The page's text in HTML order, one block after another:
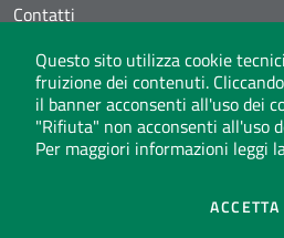
Questo sito utilizza cookie
fruizione dei contenuti.
il banner acconsenti all'uso dei
"Rifiuta" non acconsenti all'uso
Per maggiori informazioni leggi
ACCETTA
Contatti
Area Personale
Dichiarazione di